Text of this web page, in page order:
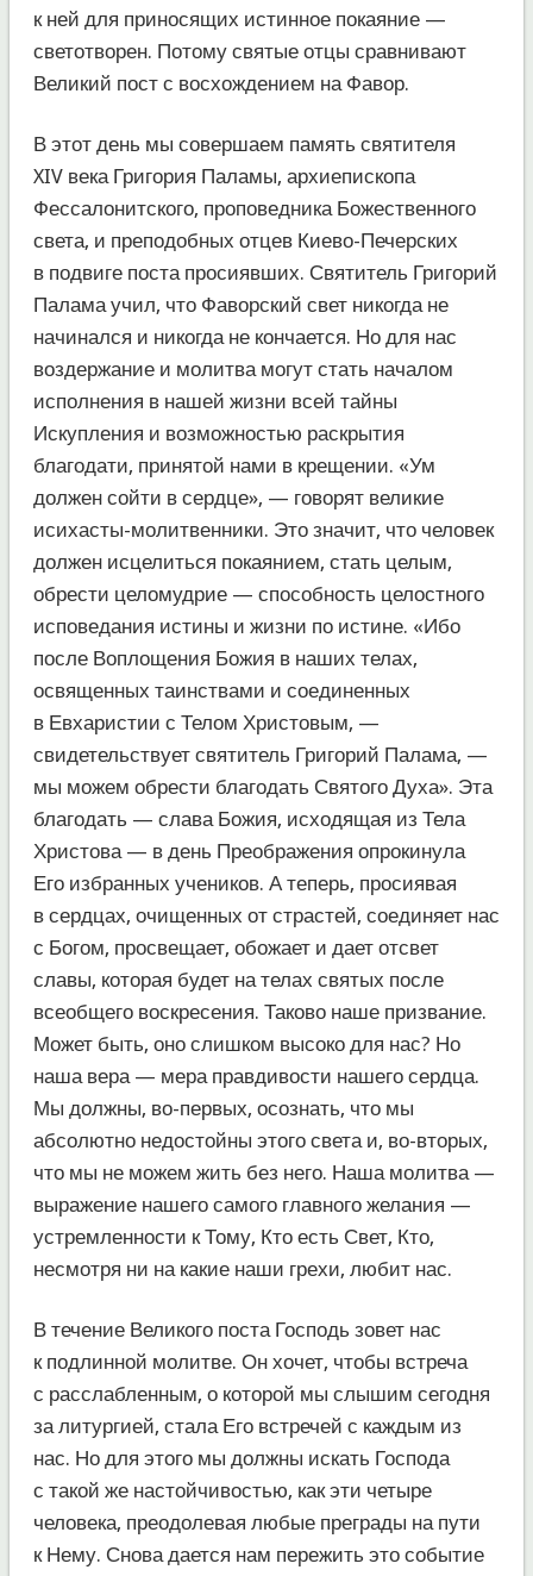
к ней для приносящих истинное покаяние —
светотворен. Потому святые отцы сравнивают
Великий пост с восхождением на Фавор.
В этот день мы совершаем память святителя
XIV века Григория Паламы, архиепископа
Фессалонитского, проповедника Божественного
света, и преподобных отцев Киево-Печерских
в подвиге поста просиявших. Святитель Григорий
Палама учил, что Фаворский свет никогда не
начинался и никогда не кончается. Но для нас
воздержание и молитва могут стать началом
исполнения в нашей жизни всей тайны
Искупления и возможностью раскрытия
благодати, принятой нами в крещении. «Ум
должен сойти в сердце», — говорят великие
исихасты-молитвенники. Это значит, что человек
должен исцелиться покаянием, стать целым,
обрести целомудрие — способность целостного
исповедания истины и жизни по истине. «Ибо
после Воплощения Божия в наших телах,
освященных таинствами и соединенных
в Евхаристии с Телом Христовым, —
свидетельствует святитель Григорий Палама, —
мы можем обрести благодать Святого Духа». Эта
благодать — слава Божия, исходящая из Тела
Христова — в день Преображения опрокинула
Его избранных учеников. А теперь, просиявая
в сердцах, очищенных от страстей, соединяет нас
с Богом, просвещает, обожает и дает отсвет
славы, которая будет на телах святых после
всеобщего воскресения. Таково наше призвание.
Может быть, оно слишком высоко для нас? Но
наша вера — мера правдивости нашего сердца.
Мы должны, во-первых, осознать, что мы
абсолютно недостойны этого света и, во-вторых,
что мы не можем жить без него. Наша молитва —
выражение нашего самого главного желания —
устремленности к Тому, Кто есть Свет, Кто,
несмотря ни на какие наши грехи, любит нас.
В течение Великого поста Господь зовет нас
к подлинной молитве. Он хочет, чтобы встреча
с расслабленным, о которой мы слышим сегодня
за литургией, стала Его встречей с каждым из
нас. Но для этого мы должны искать Господа
с такой же настойчивостью, как эти четыре
человека, преодолевая любые преграды на пути
к Нему. Снова дается нам пережить это событие